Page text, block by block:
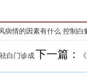
病情的因素有什么 控制白
白门诊成下一篇：